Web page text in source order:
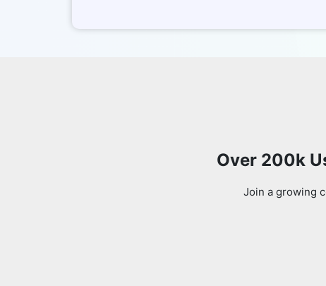
Over 200k
Join a growing